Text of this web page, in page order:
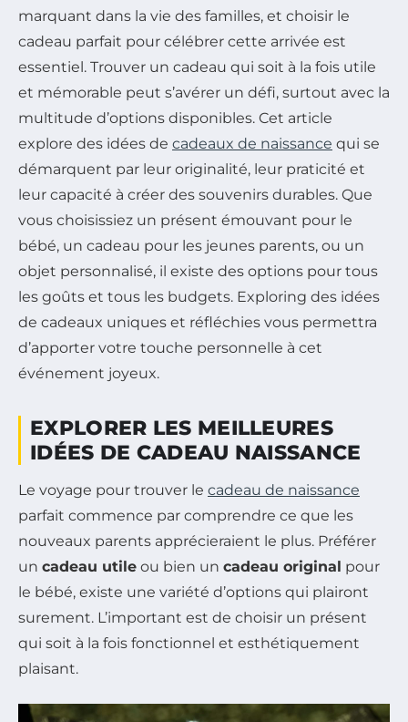
marquant dans la vie des familles, et choisir le
cadeau parfait pour célébrer cette arrivée est
essentiel. Trouver un cadeau qui soit à la fois utile
et mémorable peut s’avérer un défi, surtout avec la
multitude d’options disponibles. Cet article
explore des idées de cadeaux de naissance qui se
démarquent par leur originalité, leur praticité et
leur capacité à créer des souvenirs durables. Que
vous choisissiez un présent émouvant pour le
bébé, un cadeau pour les jeunes parents, ou un
objet personnalisé, il existe des options pour tous
les goûts et tous les budgets. Exploring des idées
de cadeaux uniques et réfléchies vous permettra
d’apporter votre touche personnelle à cet
événement joyeux.
EXPLORER LES MEILLEURES
IDÉES DE CADEAU NAISSANCE
Le voyage pour trouver le cadeau de naissance
parfait commence par comprendre ce que les
nouveaux parents apprécieraient le plus. Préférer
un cadeau utile ou bien un cadeau original pour
le bébé, existe une variété d’options qui plairont
surement. L’important est de choisir un présent
qui soit à la fois fonctionnel et esthétiquement
plaisant.